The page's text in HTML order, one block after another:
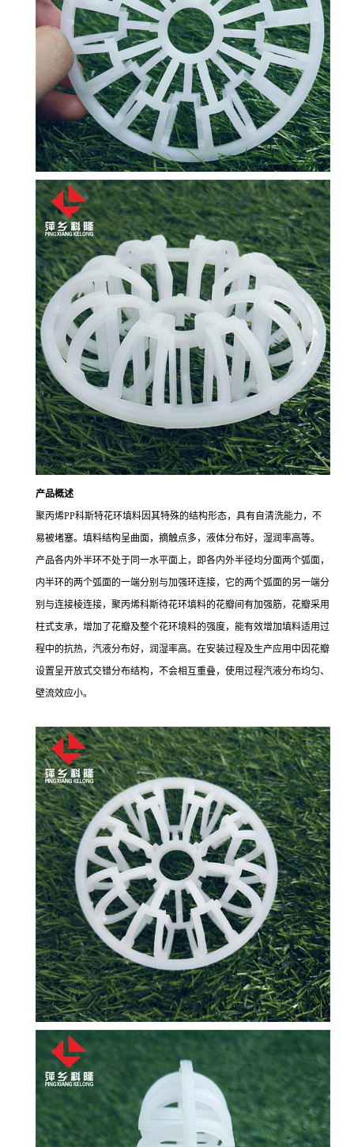
产品概述
聚丙烯PP科斯特花环填料因其特殊的结构形态，具有自清洗能力，不
易被堵塞。填料结构呈曲面，摘触点多，液体分布好，湿润率高等。
产品各内外半环不处于同一水平面上，即各内外半径均分面两个弧面，
内半环的两个弧面的一端分别与加强环连接，它的两个弧面的另一端分
别与连接棱连接，聚丙烯科斯待花环填料的花瓣间有加强筋，花瓣采用
柱式支承，增加了花瓣及整个花环境料的强度，能有效增加填料适用过
程中的抗热，汽液分布好，润湿率高。在安装过程及生产应用中因花瓣
设置呈开放式交错分布结构，不会相互重叠，使用过程汽液分布均匀、
壁流效应小。